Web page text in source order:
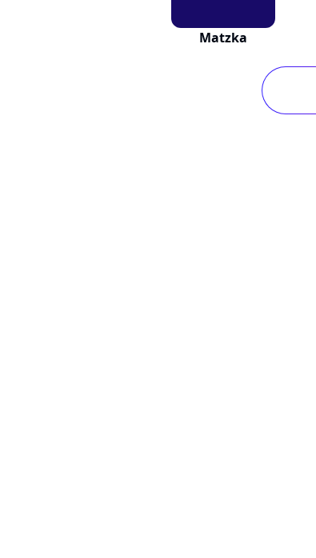
Matzka